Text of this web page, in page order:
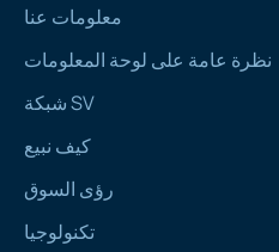
معلومات عنا
نظرة عامة على لوحة المعلومات
شبكة SV
كيف نبيع
رؤى السوق
تكنولوجيا